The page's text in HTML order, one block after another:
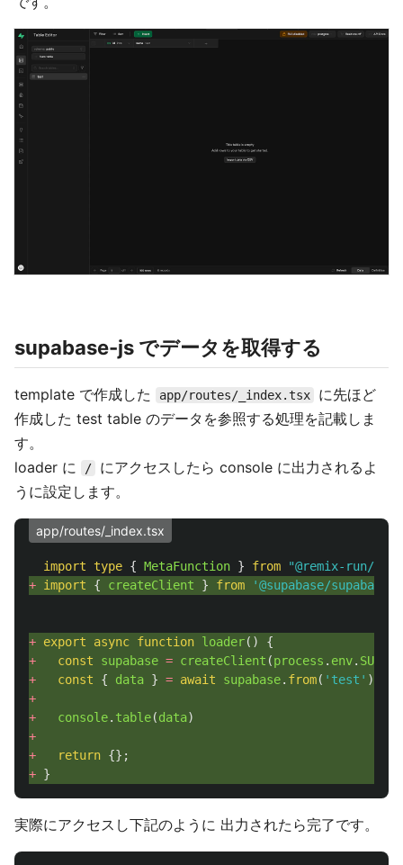
supabase-js でデータを取得する
template で作成した app/routes/_index.tsx
に先ほど
作成した test table のデータを参照する処理を記載しま
す。
loader に
/
にアクセスしたら console に出力されるよ
うに設定します。
app/routes/_index.tsx
import type { MetaFunction } from "@remix-run/node
+ import { createClient } from '@supabase/supabase-
+ export async function loader()
{
+
const supabase = createClient (process . env.
+
const { data } = await supabase. from( ' test ' ).
+
+
console. table(data)
+
+
return {};
+ }
実際にアクセスし下記のように 出力されたら完了です。